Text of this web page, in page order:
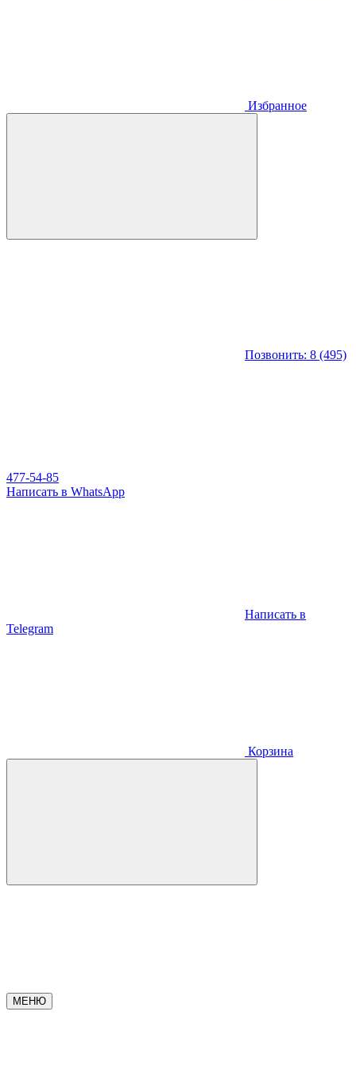
Избранное
Позвонить: 8 (495)
477-54-85
Написать в WhatsApp
Написать в
Telegram
Корзина
МЕНЮ